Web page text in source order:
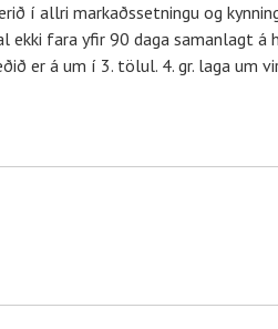
í allri markaðssetningu og
fara yfir 90 daga samanlagt á
er á um í 3. tölul. 4. gr. laga um